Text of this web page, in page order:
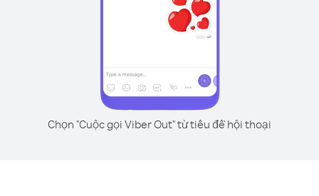
Chọn "Cuộc gọi Viber Out" từ tiêu đề hội thoại